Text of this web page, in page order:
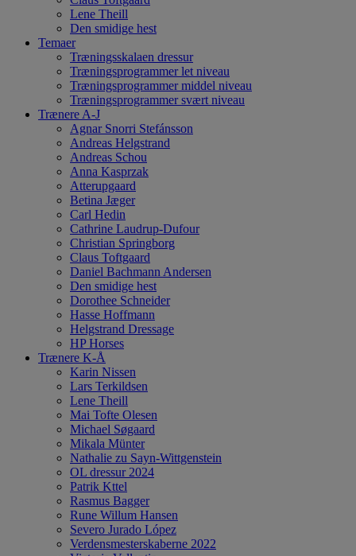
Lene Theill
Den smidige hest
Temaer
Træningsskalaen dressur
Træningsprogrammer let niveau
Træningsprogrammer middel niveau
Træningsprogrammer svært niveau
Trænere A-J
Agnar Snorri Stefánsson
Andreas Helgstrand
Andreas Schou
Anna Kasprzak
Atterupgaard
Betina Jæger
Carl Hedin
Cathrine Laudrup-Dufour
Christian Springborg
Claus Toftgaard
Daniel Bachmann Andersen
Den smidige hest
Dorothee Schneider
Hasse Hoffmann
Helgstrand Dressage
HP Horses
Trænere K-Å
Karin Nissen
Lars Terkildsen
Lene Theill
Mai Tofte Olesen
Michael Søgaard
Mikala Münter
Nathalie zu Sayn-Wittgenstein
OL dressur 2024
Patrik Kttel
Rasmus Bagger
Rune Willum Hansen
Severo Jurado López
Verdensmesterskaberne 2022